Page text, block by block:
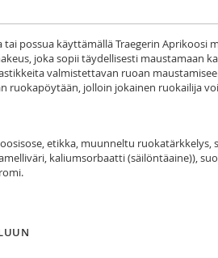
possua käyttämällä Traegerin Aprikoosi
joka sopii täydellisesti maustamaan
valmistettavan ruoan
ruokapöytään, jolloin jokainen ruokailija
etikka, muunneltu ruokatärkkelys,
kaliumsorbaatti (säilöntäaine)),